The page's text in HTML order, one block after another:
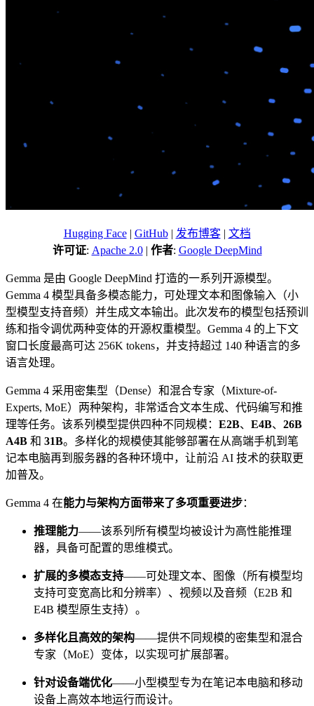
Hugging Face| GitHub| 发布博客| 文档
许可证: Apache 2.0| 作者: Google DeepMind
Gemma 是由 Google DeepMind 打造的一系列开源模型。
Gemma 4 模型具备多模态能力，可处理文本和图像输入（小
型模型支持音频）并生成文本输出。此次发布的模型包括预训
练和指令调优两种变体的开源权重模型。Gemma 4 的上下文
窗口长度最高可达 256K tokens，并支持超过 140 种语言的多
语言处理。
Gemma 4 采用密集型（Dense）和混合专家（Mixture-of-
Experts, MoE）两种架构，非常适合文本生成、代码编写和推
理等任务。该系列模型提供四种不同规模： E2B、 E4B、 26B
A4B 和 31B。多样化的规模使其能够部署在从高端手机到笔
记本电脑再到服务器的各种环境中，让前沿 AI 技术的获取更
加普及。
Gemma 4 在能力与架构方面带来了多项重要进步：
推理能力——该系列所有模型均被设计为高性能推理
器，具备可配置的思维模式。
扩展的多模态支持——可处理文本、图像（所有模型均
支持可变宽高比和分辨率）、视频以及音频（E2B 和
E4B 模型原生支持）。
多样化且高效的架构——提供不同规模的密集型和混合
专家（MoE）变体，以实现可扩展部署。
针对设备端优化——小型模型专为在笔记本电脑和移动
设备上高效本地运行而设计。